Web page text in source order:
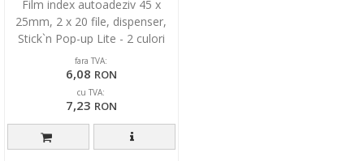
Film index autoadeziv 45 x
25mm, 2 x 20 file, dispenser,
Stick`n Pop-up Lite - 2 culori
neon
fara TVA:
6,08 RON
cu TVA:
7,23 RON